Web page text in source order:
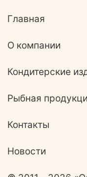
Главная
О компании
Кондитерские
Рыбная
Контакты
Новости